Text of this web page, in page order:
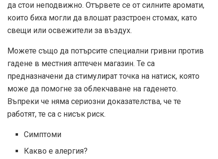
да стои неподвижно. Отървете се от силните аромати,
които биха могли да влошат разстроен стомах, като
свещи или освежители за въздух.
Можете също да потърсите специални гривни против
гадене в местния аптечен магазин. Те са
предназначени да стимулират точка на натиск, която
може да помогне за облекчаване на гаденето.
Въпреки че няма сериозни доказателства, че те
работят, те са с нисък риск.
Симптоми
Какво е алергия?